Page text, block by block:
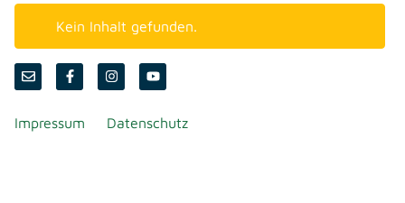
Kein Inhalt gefunden.
Impressum Datenschutz